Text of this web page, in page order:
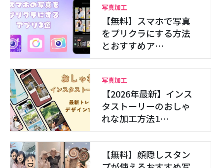
写真加工
【無料】スマホで写真
をプリクラにする方法
とおすすめア…
写真加工
【2026年最新】インス
タストーリーのおしゃ
れな加工方法1…
【無料】顔隠しスタン